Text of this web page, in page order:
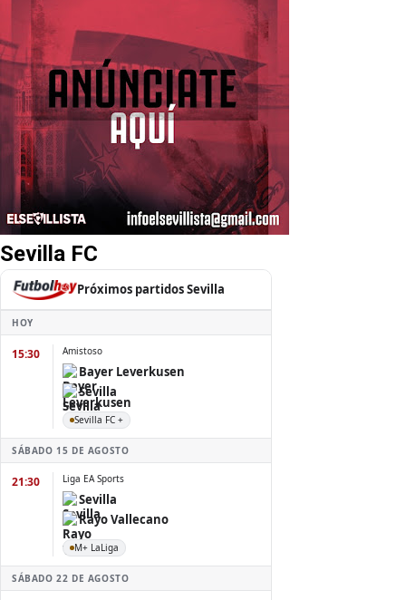
Sevilla FC